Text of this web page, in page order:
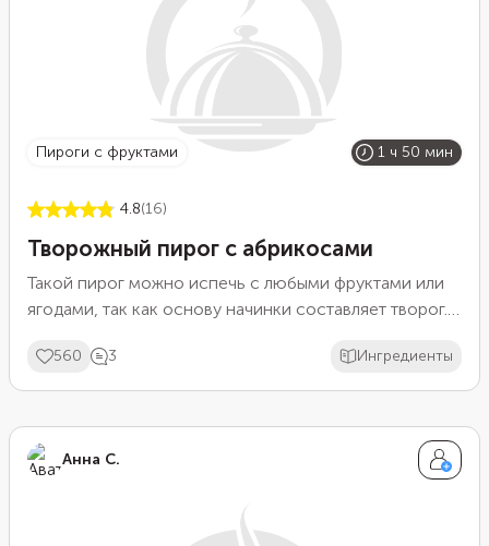
Пироги с фруктами 1 ч 50 мин
4.8(16)
Творожный пирог с абрикосами
Такой пирог можно испечь с любыми фруктами или
ягодами, так как основу начинки составляет творог.
очень хорошо гармонируют с кремом. Получается
очень нежный и не приторный пирог. Если же вам
фрукты с кислинкой. В любом случае добавьте в
творожную массу немного цедры и лимонного сока.
560 3 Ингредиенты
Анна С.